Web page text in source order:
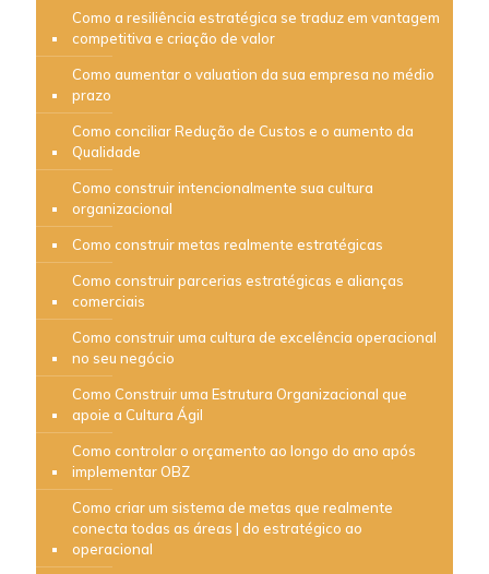
Como a resiliência estratégica se traduz em vantagem
competitiva e criação de valor
Como aumentar o valuation da sua empresa no médio
prazo
Como conciliar Redução de Custos e o aumento da
Qualidade
Como construir intencionalmente sua cultura
organizacional
Como construir metas realmente estratégicas
Como construir parcerias estratégicas e alianças
comerciais
Como construir uma cultura de excelência operacional
no seu negócio
Como Construir uma Estrutura Organizacional que
apoie a Cultura Ágil
Como controlar o orçamento ao longo do ano após
implementar OBZ
Como criar um sistema de metas que realmente
conecta todas as áreas | do estratégico ao
operacional